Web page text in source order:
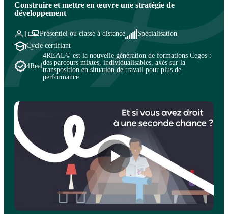
Construire et mettre en œuvre une stratégie de
développement
Présentiel ou classe à distance
Spécialisation
Cycle certifiant
4Real
4REAL© est la nouvelle génération de formations Cegos :
des parcours mixtes, individualisables, axés sur la
transposition en situation de travail pour plus de
performance